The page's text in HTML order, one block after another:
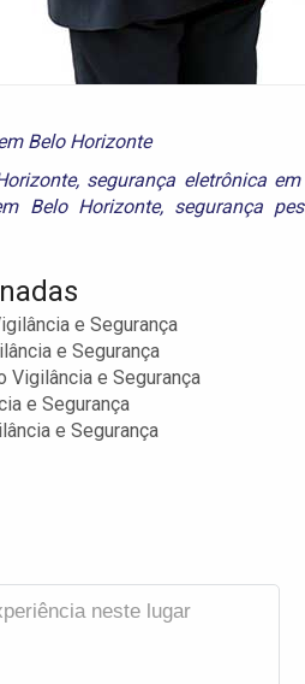
Belo Horizonte
, segurança eletrônica
Belo Horizonte, segurança
e Segurança
e Segurança
Vigilância e Segurança
e Segurança
e Segurança